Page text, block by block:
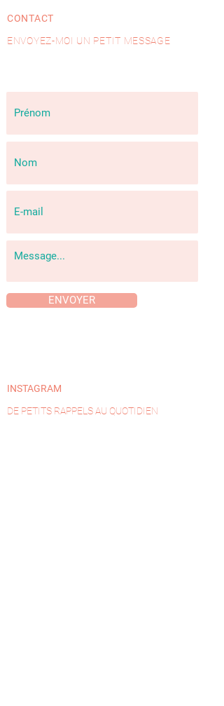
CONTACT
ENVOYEZ-MOI UN PETIT MESSAGE
ENVOYER
INSTAGRAM
DE PETITS RAPPELS AU QUOTIDIEN